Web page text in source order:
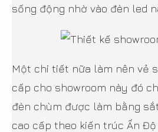
sống động nhờ vào đèn led
Một chi tiết nữa làm nên vẻ
cấp cho showroom này đó
đèn chùm được làm bằng
cao cấp theo kiến trúc Ấn